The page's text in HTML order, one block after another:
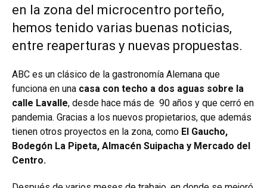
en la zona del microcentro porteño,
hemos tenido varias buenas noticias,
entre reaperturas y nuevas propuestas.
ABC es un clásico de la gastronomía Alemana que
funciona en una casa con techo a dos aguas sobre la
calle Lavalle, desde hace más de 90 años y que cerró en
pandemia. Gracias a los nuevos propietarios, que además
tienen otros proyectos en la zona, como El Gaucho,
Bodegón La Pipeta, Almacén Suipacha y Mercado del
Centro.